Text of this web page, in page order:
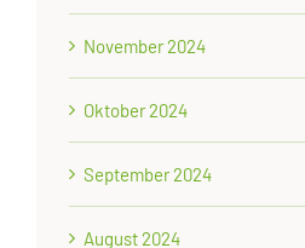
November 2024
Oktober 2024
September 2024
August 2024